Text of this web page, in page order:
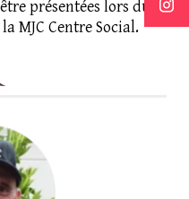
présentées lors du
MJC Centre Social.